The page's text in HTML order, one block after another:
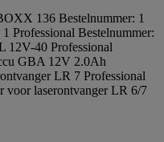
136 Bestelnummer: 1
Professional Bestelnummer:
12V-40 Professional
GBA 12V 2.0Ah
LR 7 Professional
voor laserontvanger LR 6/7